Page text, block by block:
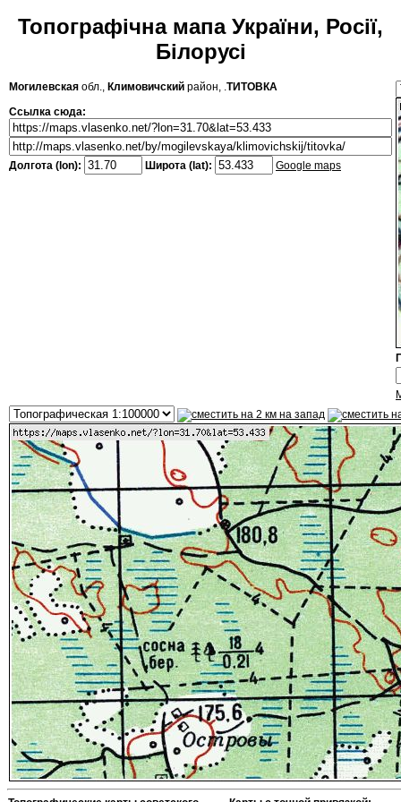
Топографічна мапа України, Росії,
Білорусі
Могилевская обл., Климовичский район, .ТИТОВКА
Ссылка сюда:
Долгота (lon): Широта (lat): Google maps